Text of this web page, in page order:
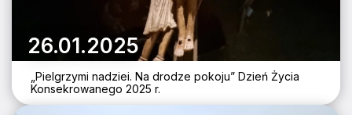
26.01.2025
„Pielgrzymi nadziei. Na drodze pokoju” Dzień Życia
Konsekrowanego 2025 r.